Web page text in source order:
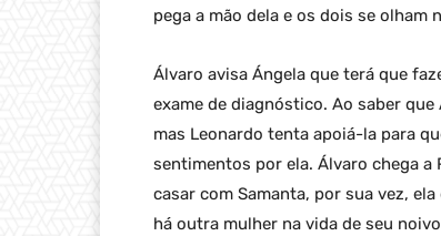
pega a mão dela e os dois se olham
Álvaro avisa Ángela que terá que
exame de diagnóstico. Ao saber
mas Leonardo tenta apoiá-la para
sentimentos por ela. Álvaro chega a
casar com Samanta, por sua vez,
há outra mulher na vida de seu